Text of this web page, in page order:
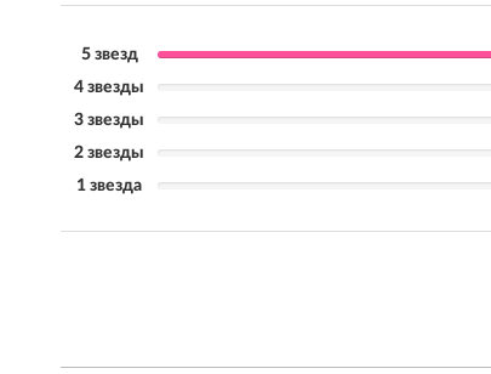
5 звезд
4 звезды
3 звезды
2 звезды
1 звезда